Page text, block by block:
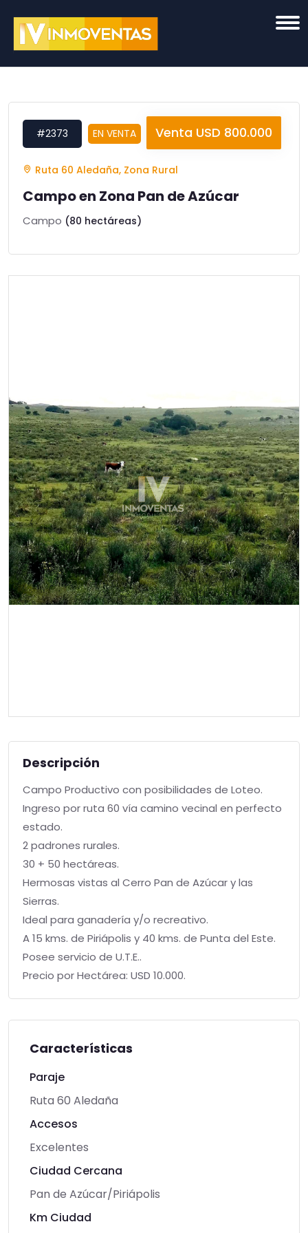
#2373 EN VENTA Venta USD 800.000
Ruta 60 Aledaña, Zona Rural
Campo en Zona Pan de Azúcar
Campo (80 hectáreas)
Descripción
Campo Productivo con posibilidades de Loteo.
Ingreso por ruta 60 vía camino vecinal en perfecto
estado.
2 padrones rurales.
30 + 50 hectáreas.
Hermosas vistas al Cerro Pan de Azúcar y las
Sierras.
Ideal para ganadería y/o recreativo.
A 15 kms. de Piriápolis y 40 kms. de Punta del Este.
Posee servicio de U.T.E..
Precio por Hectárea: USD 10.000.
Características
Paraje
Ruta 60 Aledaña
Accesos
Excelentes
Ciudad Cercana
Pan de Azúcar/Piriápolis
Km Ciudad